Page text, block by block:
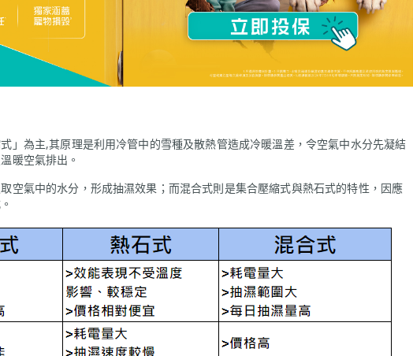
」為主,其原理是利用冷管中的雪種及散熱管造成冷暖溫差，令空氣中水分先凝結
暖空氣排出。
空氣中的水分，形成抽濕效果；而混合式則是集合壓縮式與熱石式的特性，因應